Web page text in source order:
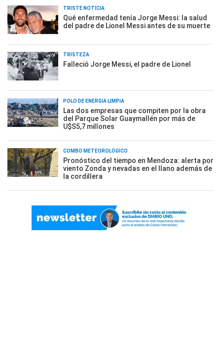
TRISTE NOTICIA
Qué enfermedad tenía Jorge Messi: la salud
del padre de Lionel Messi antes de su muerte
TRISTEZA
Falleció Jorge Messi, el padre de Lionel
POLO DE ENERGÍA LIMPIA
Las dos empresas que compiten por la obra
del Parque Solar Guaymallén por más de
U$S5,7 millones
COMBO METEOROLÓGICO
Pronóstico del tiempo en Mendoza: alerta por
viento Zonda y nevadas en el llano además de
la cordillera